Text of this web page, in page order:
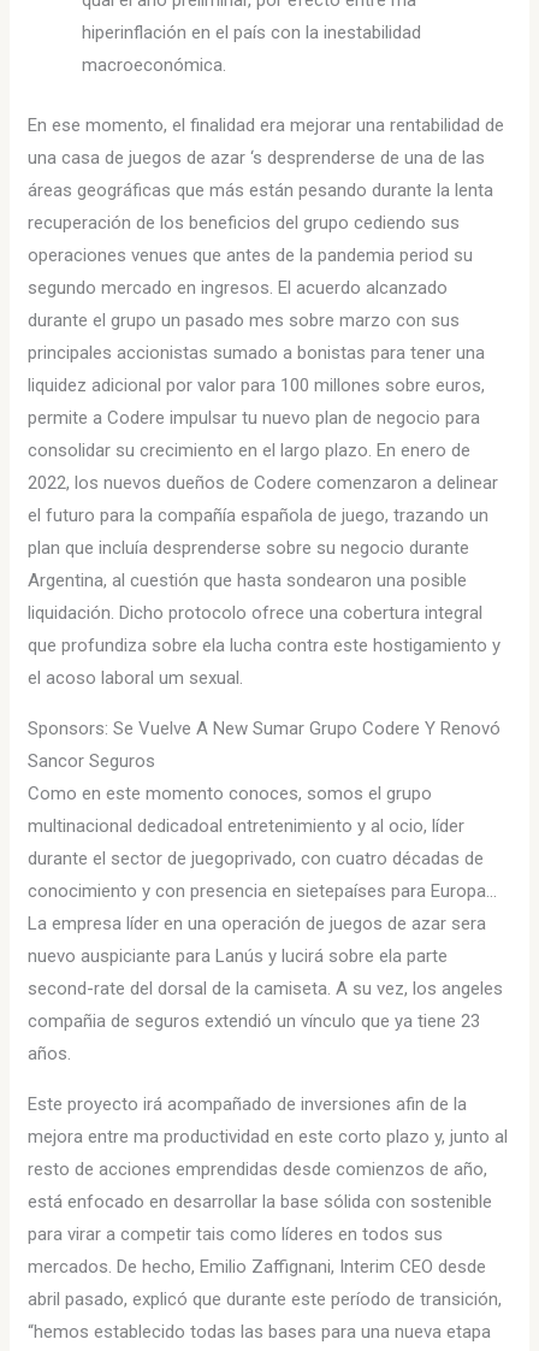
hiperinflación en el país con la inestabilidad
macroeconómica.
En ese momento, el finalidad era mejorar una rentabilidad de
una casa de juegos de azar ‘s desprenderse de una de las
áreas geográficas que más están pesando durante la lenta
recuperación de los beneficios del grupo cediendo sus
operaciones venues que antes de la pandemia period su
segundo mercado en ingresos. El acuerdo alcanzado
durante el grupo un pasado mes sobre marzo con sus
principales accionistas sumado a bonistas para tener una
liquidez adicional por valor para 100 millones sobre euros,
permite a Codere impulsar tu nuevo plan de negocio para
consolidar su crecimiento en el largo plazo. En enero de
2022, los nuevos dueños de Codere comenzaron a delinear
el futuro para la compañía española de juego, trazando un
plan que incluía desprenderse sobre su negocio durante
Argentina, al cuestión que hasta sondearon una posible
liquidación. Dicho protocolo ofrece una cobertura integral
que profundiza sobre ela lucha contra este hostigamiento y
el acoso laboral um sexual.
Sponsors: Se Vuelve A New Sumar Grupo Codere Y Renovó
Sancor Seguros
Como en este momento conoces, somos el grupo
multinacional dedicadoal entretenimiento y al ocio, líder
durante el sector de juegoprivado, con cuatro décadas de
conocimiento y con presencia en sietepaíses para Europa…
La empresa líder en una operación de juegos de azar sera
nuevo auspiciante para Lanús y lucirá sobre ela parte
second-rate del dorsal de la camiseta. A su vez, los angeles
compañia de seguros extendió un vínculo que ya tiene 23
años.
Este proyecto irá acompañado de inversiones afin de la
mejora entre ma productividad en este corto plazo y, junto al
resto de acciones emprendidas desde comienzos de año,
está enfocado en desarrollar la base sólida con sostenible
para virar a competir tais como líderes en todos sus
mercados. De hecho, Emilio Zaffignani, Interim CEO desde
abril pasado, explicó que durante este período de transición,
“hemos establecido todas las bases para una nueva etapa